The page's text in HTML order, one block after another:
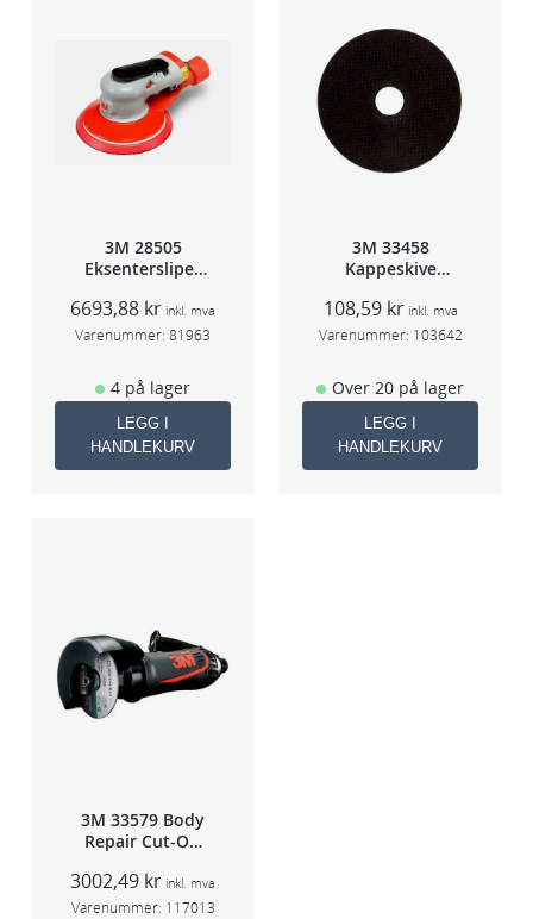
3M 28505
Eksentersliper
2,5mm slag
75mm
6693,88 kr inkl. mva
Varenummer: 81963
4 på lager
LEGG I
HANDLEKURV
3M 33458
Kappeskive
5stk/pk pris/stk
108,59 kr inkl. mva
Varenummer: 103642
Over 20 på lager
LEGG I
HANDLEKURV
3M 33579 Body
Repair Cut-Off
75mm
3002,49 kr inkl. mva
Varenummer: 117013